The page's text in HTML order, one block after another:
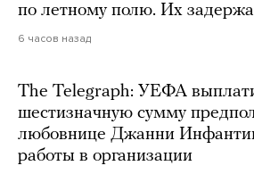
по летному полю. Их
6 часов назад
The Telegraph: УЕФА
шестизначную сумму
любовнице Джанни
работы в организации